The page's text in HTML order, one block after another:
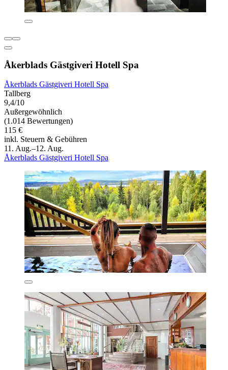
Åkerblads Gästgiveri Hotell Spa
Åkerblads Gästgiveri Hotell Spa
Tallberg
9,4/10
Außergewöhnlich
(1.014 Bewertungen)
115 €
inkl. Steuern & Gebühren
11. Aug.–12. Aug.
Åkerblads Gästgiveri Hotell Spa